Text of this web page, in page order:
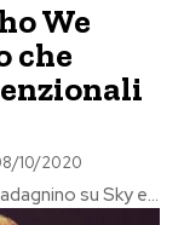
We
che
10/2020
su Sky e...